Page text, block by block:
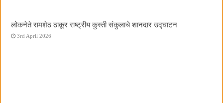
लोकनेते रामशेठ ठाकूर राष्ट्रीय कुस्ती संकुलाचे शानदार उद्घाटन
3rd April 2026